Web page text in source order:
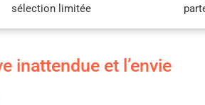
sélection limitée
inattendue et l’envie